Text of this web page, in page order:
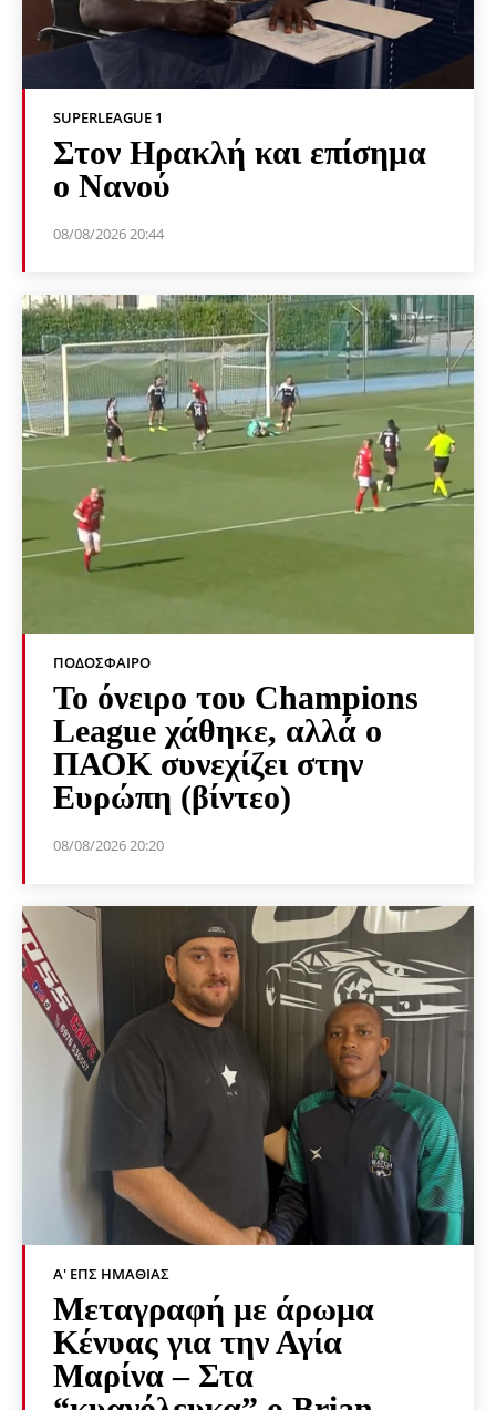
SUPERLEAGUE 1
Στον Ηρακλή και επίσημα
ο Νανού
08/08/2026 20:44
ΠΟΔΌΣΦΑΙΡΟ
Το όνειρο του Champions
League χάθηκε, αλλά ο
ΠΑΟΚ συνεχίζει στην
Ευρώπη (βίντεο)
08/08/2026 20:20
Α' ΕΠΣ ΗΜΑΘΊΑΣ
Μεταγραφή με άρωμα
Κένυας για την Αγία
Μαρίνα – Στα